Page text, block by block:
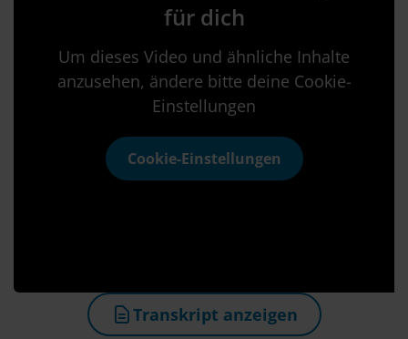
für dich
Um dieses Video und ähnliche Inhalte
anzusehen, ändere bitte deine Cookie-
Einstellungen
Cookie-Einstellungen
Transkript anzeigen
(öffnet in neuem Tab)